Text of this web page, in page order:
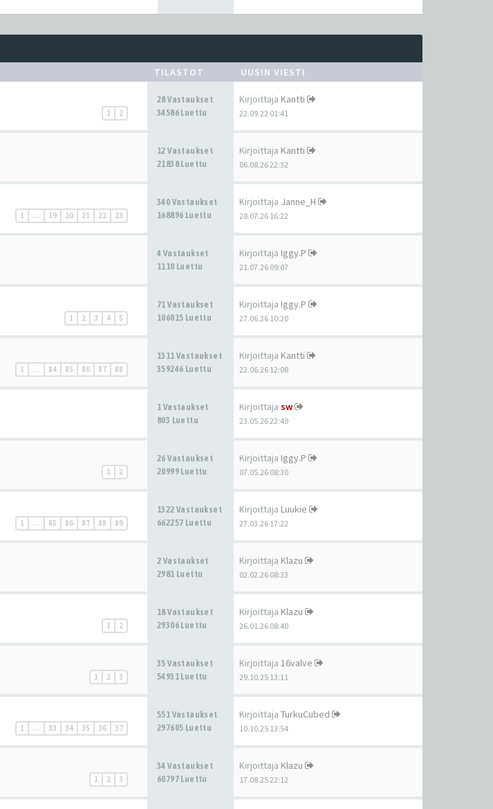
TILASTOT UUSIN VIESTI
1 2
28 Vastaukset
34586 Luettu
Kirjoittaja Kantti
22.09.22 01:41
12 Vastaukset
21838 Luettu
Kirjoittaja Kantti
06.08.26 22:32
1 … 19 20 21 22 23
340 Vastaukset
168896 Luettu
Kirjoittaja Janne_H
28.07.26 16:22
4 Vastaukset
1110 Luettu
Kirjoittaja Iggy.P
21.07.26 09:07
1 2 3 4 5
71 Vastaukset
106015 Luettu
Kirjoittaja Iggy.P
27.06.26 10:20
1 … 84 85 86 87 88
1311 Vastaukset
359246 Luettu
Kirjoittaja Kantti
22.06.26 12:08
1 Vastaukset
803 Luettu
Kirjoittaja sw
23.05.26 22:49
1 2
26 Vastaukset
20999 Luettu
Kirjoittaja Iggy.P
07.05.26 08:30
1 … 85 86 87 88 89
1322 Vastaukset
662257 Luettu
Kirjoittaja Luukie
27.03.26 17:22
2 Vastaukset
2981 Luettu
Kirjoittaja Klazu
02.02.26 08:33
1 2
18 Vastaukset
29306 Luettu
Kirjoittaja Klazu
26.01.26 08:40
1 2 3
35 Vastaukset
54931 Luettu
Kirjoittaja 16valve
29.10.25 13:11
1 … 33 34 35 36 37
551 Vastaukset
297605 Luettu
Kirjoittaja TurkuCubed
10.10.25 13:54
1 2 3
34 Vastaukset
60797 Luettu
Kirjoittaja Klazu
17.08.25 22:12